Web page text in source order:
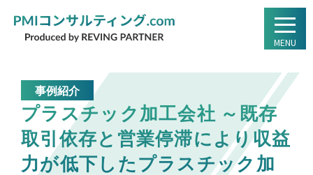
MENU
事例紹介
プラスチック加工会社 ～既存
取引依存と営業停滞により収益
力が低下したプラスチック加